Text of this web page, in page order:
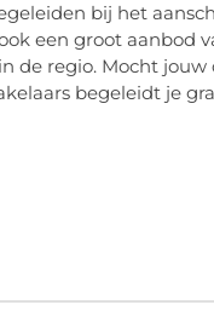
bij het
een groot aanbod
de regio. Mocht
begeleidt je